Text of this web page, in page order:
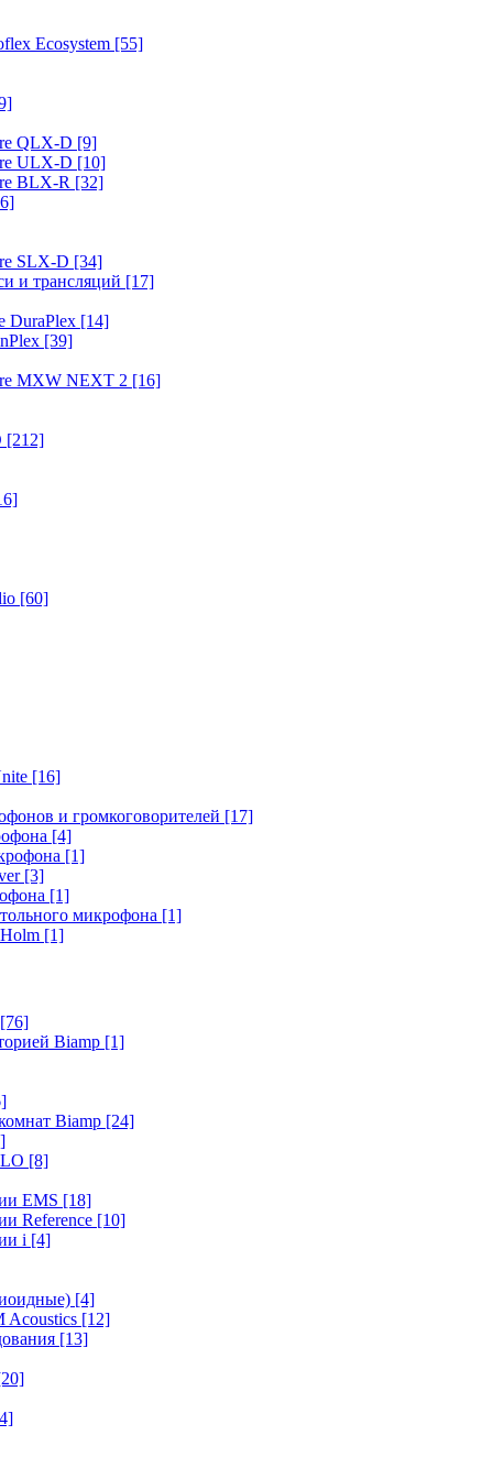
Ecosystem [55]
QLX-D [9]
ULX-D [10]
BLX-R [32]
SLX-D [34]
и трансляций [17]
DuraPlex [14]
[39]
MXW NEXT 2 [16]
[212]
[60]
[16]
и громкоговорителей [17]
[4]
[1]
[3]
[1]
микрофона [1]
[1]
[76]
Biamp [1]
Biamp [24]
[8]
EMS [18]
Reference [10]
i [4]
[4]
Acoustics [12]
[13]